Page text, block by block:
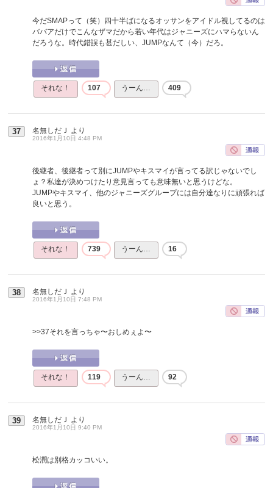
今だSMAPって（笑）四十半ばになるオッサンをアイドル視してるのは
ババアだけでこんなザマだから若い年代はジャニーズにハマらないん
だろうな。時代錯誤も甚だしい、JUMPなんて（今）だろ。
それな！ 107 うーん… 409
37 名無しだＪ より
2016年1月10日 4:48 PM
後継者、後継者って別にJUMPやキスマイが言ってる訳じゃないでし
ょ？私達が決めつけたり意見言っても意味無いと思うけどな。
JUMPやキスマイ、他のジャニーズグループには自分達なりに頑張れば
良いと思う。
それな！ 739 うーん… 16
38 名無しだＪ より
2016年1月10日 7:48 PM
>>37それを言っちゃ〜おしめぇよ〜
それな！ 119 うーん… 92
39 名無しだＪ より
2016年1月10日 9:40 PM
松潤は別格カッコいい。